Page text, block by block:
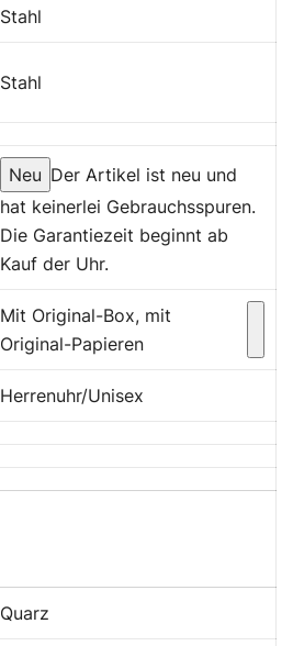
Stahl
Stahl
Neu Der Artikel ist neu und
hat keinerlei Gebrauchsspuren.
Die Garantiezeit beginnt ab
Kauf der Uhr.
Mit Original-Box, mit
Original-Papieren
Herrenuhr/Unisex
Quarz